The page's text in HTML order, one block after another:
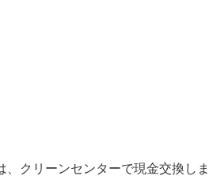
クリーンセンターで現金交換しま